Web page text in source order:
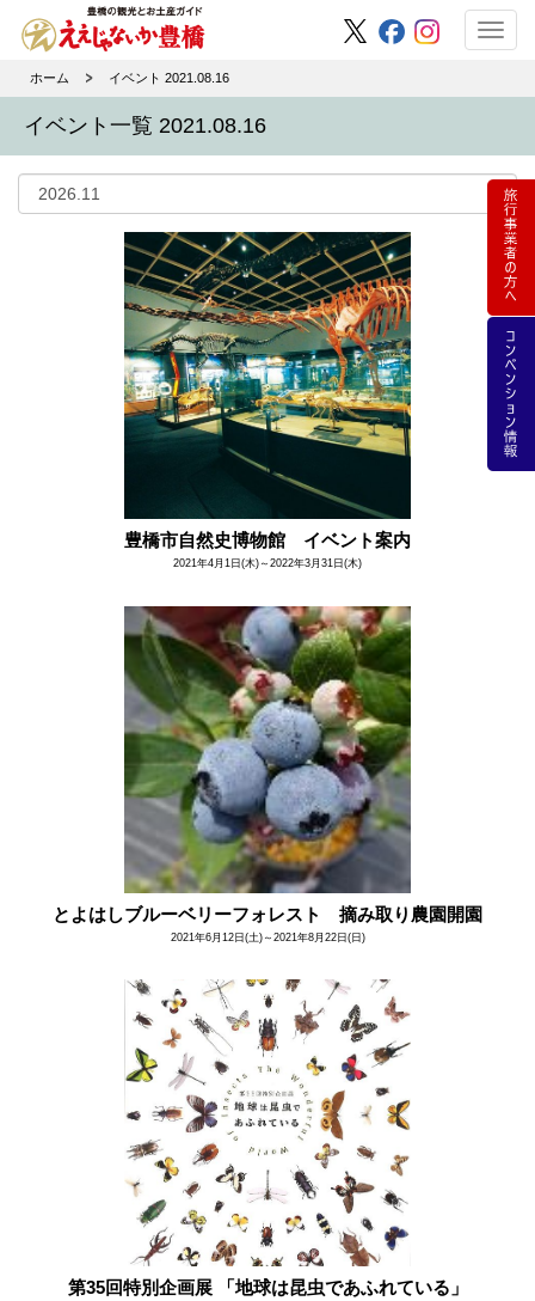
ホーム イベント 2021.08.16
イベント一覧 2021.08.16
豊橋市自然史博物館 イベント案内
2021年4月1日(木)～2022年3月31日(木)
とよはしブルーベリーフォレスト 摘み取り農園開園
2021年6月12日(土)～2021年8月22日(日)
第35回特別企画展 「地球は昆虫であふれている」